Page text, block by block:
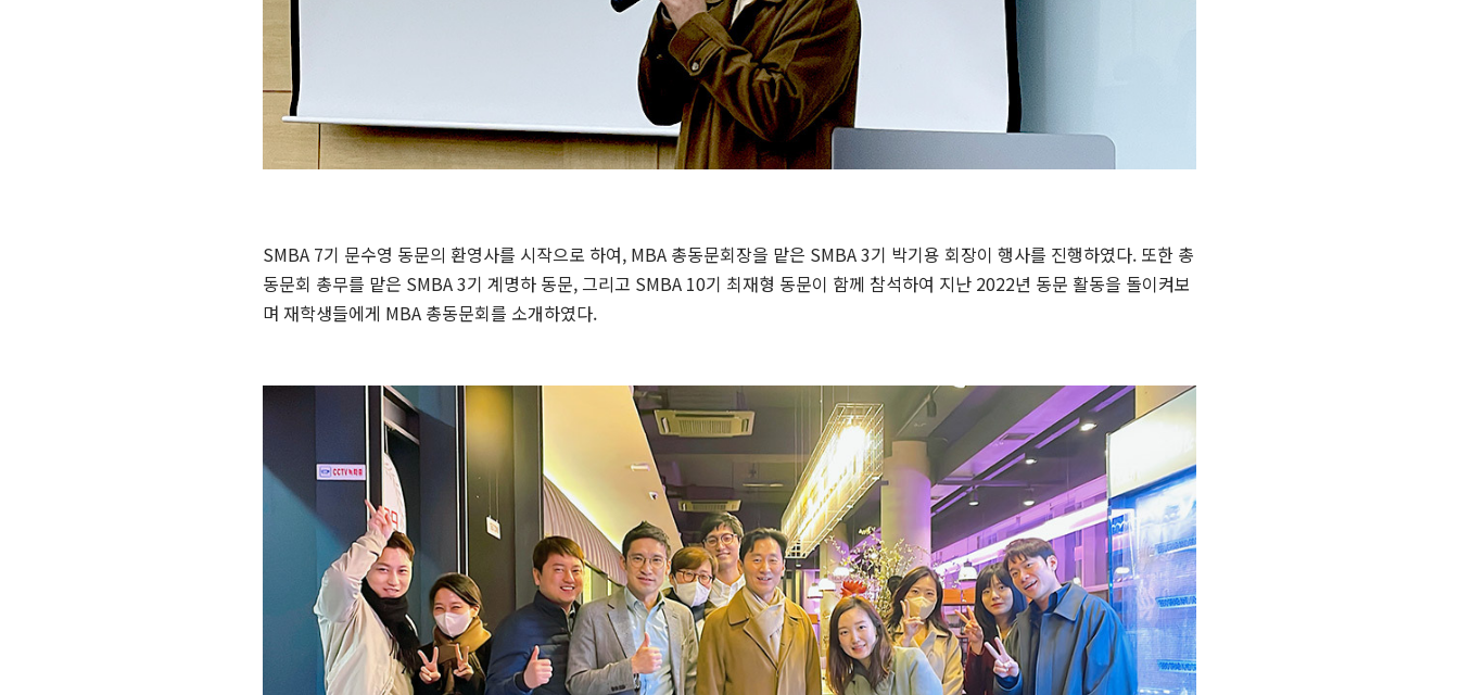
SMBA 7기 문수영 동문의 환영사를 시작으로 하여, MBA 총동문회장을 맡은 SMBA 3기 박기용 회장이 행사를 진행하였다. 또한 총
동문회 총무를 맡은 SMBA 3기 계명하 동문, 그리고 SMBA 10기 최재형 동문이 함께 참석하여 지난 2022년 동문 활동을 돌이켜보
며 재학생들에게 MBA 총동문회를 소개하였다.